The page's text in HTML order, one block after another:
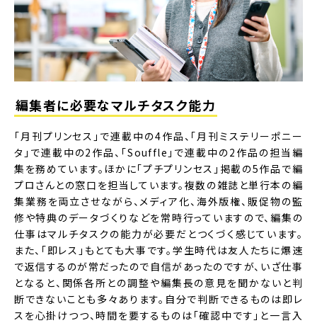
編集者に必要なマルチタスク能力
「月刊プリンセス」で連載中の4作品、「月刊ミステリーポニー
タ」で連載中の2作品、「Souffle」で連載中の2作品の担当編
集を務めています。ほかに「プチプリンセス」掲載の5作品で編
プロさんとの窓口を担当しています。複数の雑誌と単行本の編
集業務を両立させながら、メディア化、海外版権、販促物の監
修や特典のデータづくりなどを常時行っていますので、編集の
仕事はマルチタスクの能力が必要だとつくづく感じています。
また、「即レス」もとても大事です。学生時代は友人たちに爆速
で返信するのが常だったので自信があったのですが、いざ仕事
となると、関係各所との調整や編集長の意見を聞かないと判
断できないことも多々あります。自分で判断できるものは即レ
スを心掛けつつ、時間を要するものは「確認中です」と一言入